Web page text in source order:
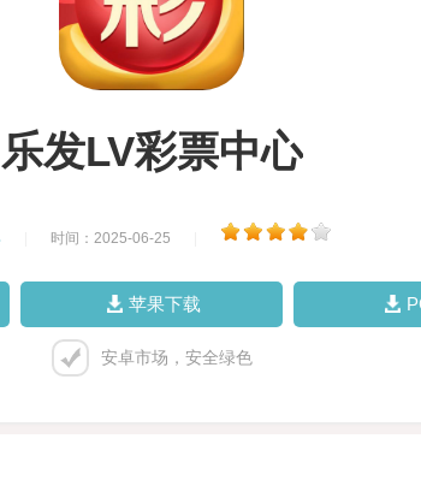
乐发LV彩票中心
时间：2025-06-25
苹果下载
安卓市场，安全绿色